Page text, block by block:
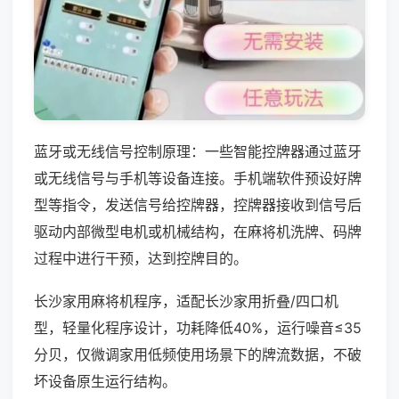
蓝牙或无线信号控制原理：一些智能控牌器通过蓝牙
或无线信号与手机等设备连接。手机端软件预设好牌
型等指令，发送信号给控牌器，控牌器接收到信号后
驱动内部微型电机或机械结构，在麻将机洗牌、码牌
过程中进行干预，达到控牌目的。
长沙家用麻将机程序，适配长沙家用折叠/四口机
型，轻量化程序设计，功耗降低40%，运行噪音≤35
分贝，仅微调家用低频使用场景下的牌流数据，不破
坏设备原生运行结构。